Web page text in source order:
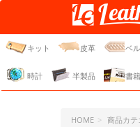
レザークラ
ジェーピー
キット 皮革 ベ
時計 半製品 書
HOME 商品カテ